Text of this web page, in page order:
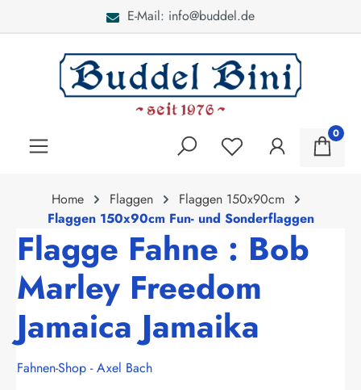
E-Mail: info@buddel.de
0
Home Flaggen
Flaggen 150x90cm
Flaggen 150x90cm Fun- und Sonderflaggen
Flagge Fahne : Bob
Marley Freedom
Jamaica Jamaika
Fahnen-Shop - Axel Bach